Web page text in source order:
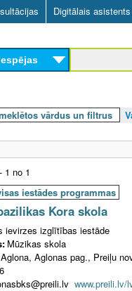
Skip
to
main
content
Digitālais asistents
vārdus un filtrus
1 no 1
iestādes programmas
Kora skola
ievirzes izglītības iestāde
Mūzikas skola
Aglonas pag., Preiļu
www.preili.lv/